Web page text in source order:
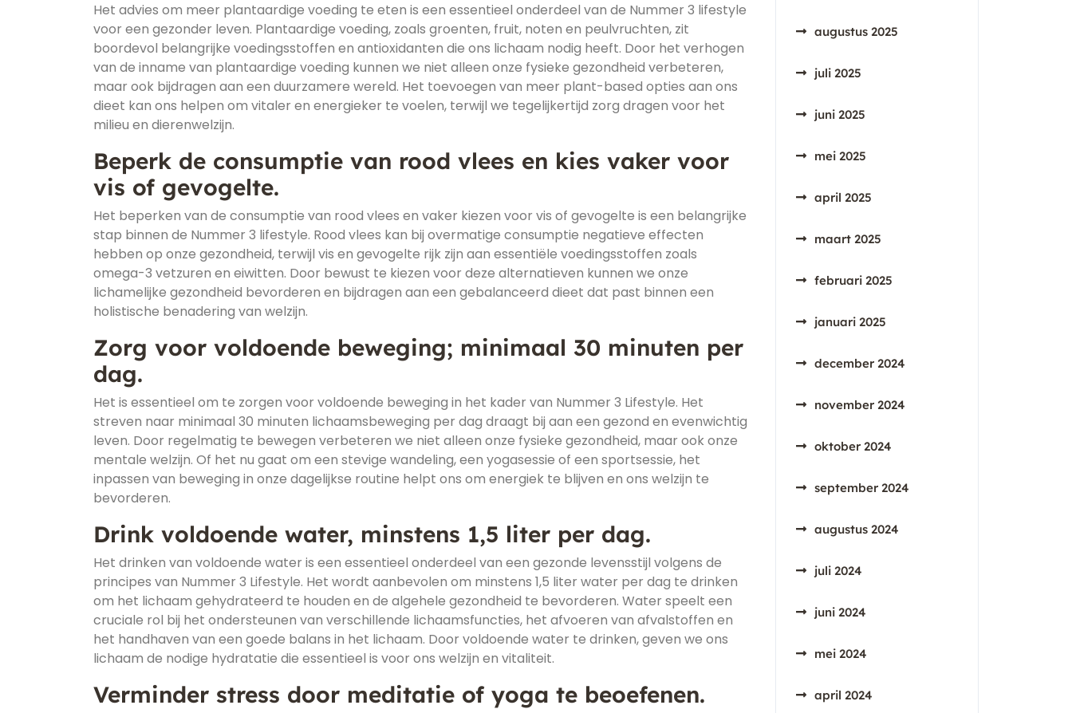
Het advies om meer plantaardige voeding te eten is een essentieel onderdeel van de Nummer 3 lifestyle
voor een gezonder leven. Plantaardige voeding, zoals groenten, fruit, noten en peulvruchten, zit
boordevol belangrijke voedingsstoffen en antioxidanten die ons lichaam nodig heeft. Door het verhogen
van de inname van plantaardige voeding kunnen we niet alleen onze fysieke gezondheid verbeteren,
maar ook bijdragen aan een duurzamere wereld. Het toevoegen van meer plant-based opties aan ons
dieet kan ons helpen om vitaler en energieker te voelen, terwijl we tegelijkertijd zorg dragen voor het
milieu en dierenwelzijn.
Beperk de consumptie van rood vlees en kies vaker voor
vis of gevogelte.
Het beperken van de consumptie van rood vlees en vaker kiezen voor vis of gevogelte is een belangrijke
stap binnen de Nummer 3 lifestyle. Rood vlees kan bij overmatige consumptie negatieve effecten
hebben op onze gezondheid, terwijl vis en gevogelte rijk zijn aan essentiële voedingsstoffen zoals
omega-3 vetzuren en eiwitten. Door bewust te kiezen voor deze alternatieven kunnen we onze
lichamelijke gezondheid bevorderen en bijdragen aan een gebalanceerd dieet dat past binnen een
holistische benadering van welzijn.
Zorg voor voldoende beweging; minimaal 30 minuten per
dag.
Het is essentieel om te zorgen voor voldoende beweging in het kader van Nummer 3 Lifestyle. Het
streven naar minimaal 30 minuten lichaamsbeweging per dag draagt bij aan een gezond en evenwichtig
leven. Door regelmatig te bewegen verbeteren we niet alleen onze fysieke gezondheid, maar ook onze
mentale welzijn. Of het nu gaat om een stevige wandeling, een yogasessie of een sportsessie, het
inpassen van beweging in onze dagelijkse routine helpt ons om energiek te blijven en ons welzijn te
bevorderen.
Drink voldoende water, minstens 1,5 liter per dag.
Het drinken van voldoende water is een essentieel onderdeel van een gezonde levensstijl volgens de
principes van Nummer 3 Lifestyle. Het wordt aanbevolen om minstens 1,5 liter water per dag te drinken
om het lichaam gehydrateerd te houden en de algehele gezondheid te bevorderen. Water speelt een
cruciale rol bij het ondersteunen van verschillende lichaamsfuncties, het afvoeren van afvalstoffen en
het handhaven van een goede balans in het lichaam. Door voldoende water te drinken, geven we ons
lichaam de nodige hydratatie die essentieel is voor ons welzijn en vitaliteit.
Verminder stress door meditatie of yoga te beoefenen.
augustus 2025
juli 2025
juni 2025
mei 2025
april 2025
maart 2025
februari 2025
januari 2025
december 2024
november 2024
oktober 2024
september 2024
augustus 2024
juli 2024
juni 2024
mei 2024
april 2024